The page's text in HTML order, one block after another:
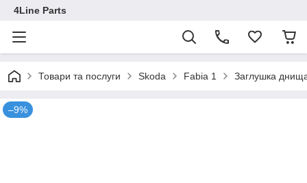
4Line Parts
Товари та послуги Skoda Fabia 1 Заглушка
–9%